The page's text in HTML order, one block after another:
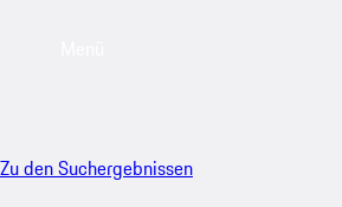
Zu den Suchergebnissen